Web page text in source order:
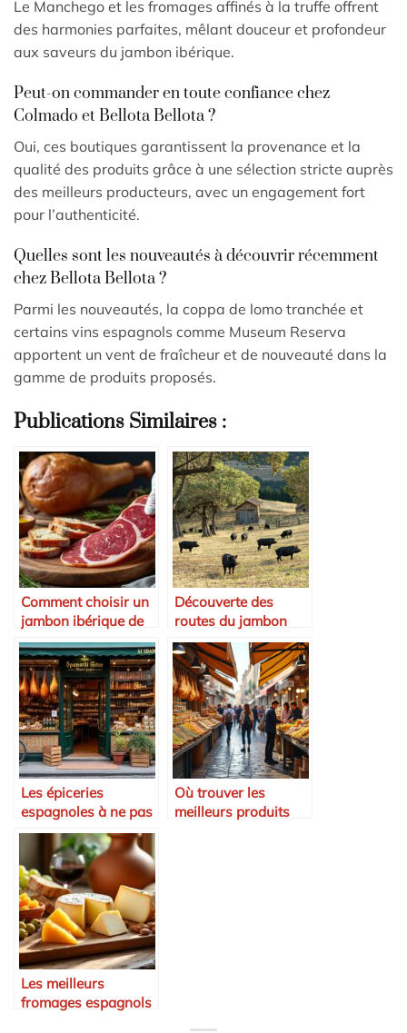
Le Manchego et les fromages affinés à la truffe offrent
des harmonies parfaites, mêlant douceur et profondeur
aux saveurs du jambon ibérique.
Peut-on commander en toute confiance chez
Colmado et Bellota Bellota ?
Oui, ces boutiques garantissent la provenance et la
qualité des produits grâce à une sélection stricte auprès
des meilleurs producteurs, avec un engagement fort
pour l’authenticité.
Quelles sont les nouveautés à découvrir récemment
chez Bellota Bellota ?
Parmi les nouveautés, la coppa de lomo tranchée et
certains vins espagnols comme Museum Reserva
apportent un vent de fraîcheur et de nouveauté dans la
gamme de produits proposés.
Publications Similaires :
Comment choisir un
jambon ibérique de
qualité
Découverte des
routes du jambon
ibérique
Les épiceries
espagnoles à ne pas
manquer à Paris
Où trouver les
meilleurs produits
Les meilleurs
fromages espagnols